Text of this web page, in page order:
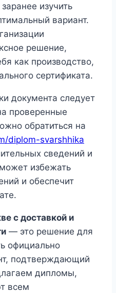
изучить
вариант.
решение,
как производство,
сертификата.
документа следует
проверенные
обратиться на
diplom-svarshhika
сведений и
избежать
и обеспечит
с доставкой и
— это решение для
официально
подтверждающий
дипломы,
всем